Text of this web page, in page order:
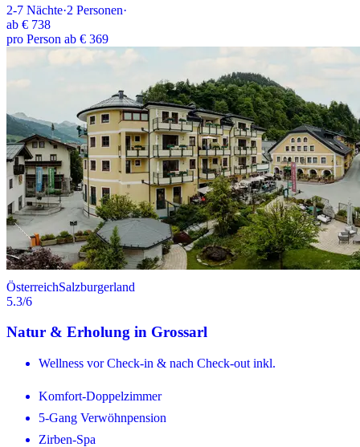
2-7 Nächte·2 Personen·
ab € 738
pro Person ab € 369
ÖsterreichSalzburgerland
5.3/6
Natur & Erholung in Grossarl
Wellness vor Check-in & nach Check-out inkl.
Komfort-Doppelzimmer
5-Gang Verwöhnpension
Zirben-Spa